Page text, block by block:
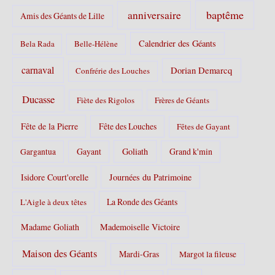
Amis des Géants de Lille anniversaire baptême
Bela Rada Belle-Hélène Calendrier des Géants
carnaval Confrérie des Louches Dorian Demarcq
Ducasse Fiète des Rigolos Frères de Géants
Fête de la Pierre Fête des Louches Fêtes de Gayant
Gargantua Gayant Goliath Grand k'min
Isidore Court'orelle Journées du Patrimoine
L'Aigle à deux têtes La Ronde des Géants
Madame Goliath Mademoiselle Victoire
Maison des Géants Mardi-Gras Margot la fileuse